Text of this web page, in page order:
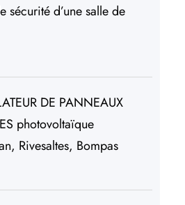
sécurité d’une salle de
DE PANNEAUX
photovoltaïque
Rivesaltes, Bompas